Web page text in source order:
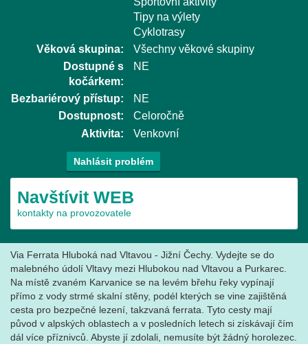
Tipy na výlety
Cyklotrasy
Věková skupina:
Všechny věkové skupiny
Dostupné s
kočárkem:
NE
Bezbariérový přístup:
NE
Dostupnost:
Celoročně
Aktivita:
Venkovní
Nahlásit problém
Navštívit WEB
kontakty na provozovatele
Via Ferrata Hluboká nad Vltavou - Jižní Čechy. Vydejte se do
malebného údolí Vltavy mezi Hlubokou nad Vltavou a Purkarec.
Na místě zvaném Karvanice se na levém břehu řeky vypínají
přímo z vody strmé skalní stěny, podél kterých se vine zajištěná
cesta pro bezpečné lezení, takzvaná ferrata. Tyto cesty mají
původ v alpských oblastech a v posledních letech si získávají čím
dál více příznivců. Abyste jí zdolali, nemusíte být žádný horolezec.